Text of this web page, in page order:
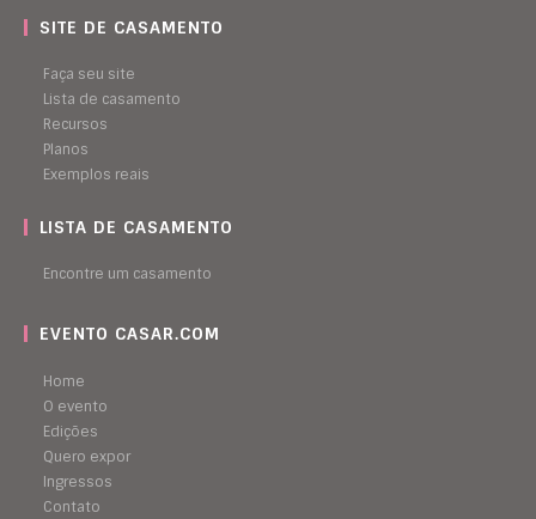
SITE DE CASAMENTO
Faça seu site
Lista de casamento
Recursos
Planos
Exemplos reais
LISTA DE CASAMENTO
Encontre um casamento
EVENTO CASAR.COM
Home
O evento
Edições
Quero expor
Ingressos
Contato